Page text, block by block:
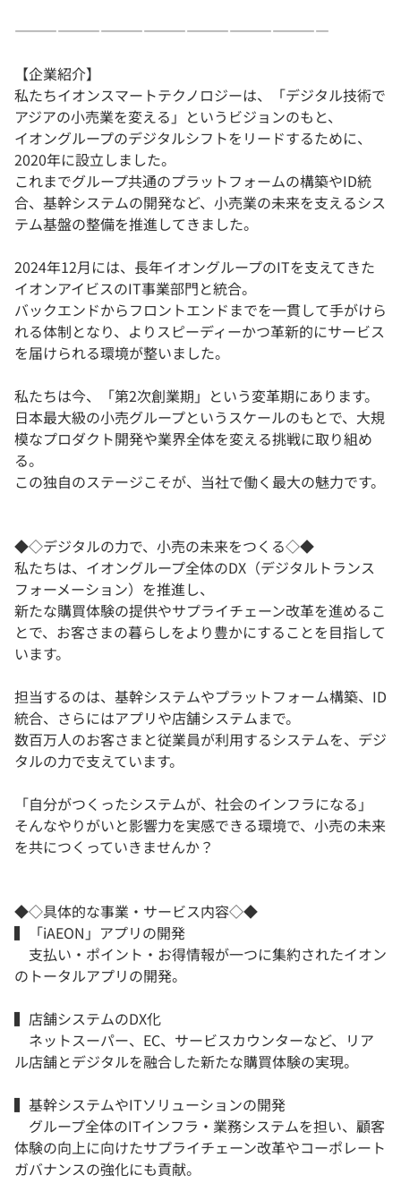
――――――――――――――――――――――
【企業紹介】
私たちイオンスマートテクノロジーは、「デジタル技術で
アジアの小売業を変える」というビジョンのもと、
イオングループのデジタルシフトをリードするために、
2020年に設立しました。
これまでグループ共通のプラットフォームの構築やID統
合、基幹システムの開発など、小売業の未来を支えるシス
テム基盤の整備を推進してきました。
2024年12月には、長年イオングループのITを支えてきた
イオンアイビスのIT事業部門と統合。
バックエンドからフロントエンドまでを一貫して手がけら
れる体制となり、よりスピーディーかつ革新的にサービス
を届けられる環境が整いました。
私たちは今、「第2次創業期」という変革期にあります。
日本最大級の小売グループというスケールのもとで、大規
模なプロダクト開発や業界全体を変える挑戦に取り組め
る。
この独自のステージこそが、当社で働く最大の魅力です。
◆◇デジタルの力で、小売の未来をつくる◇◆
私たちは、イオングループ全体のDX（デジタルトランス
フォーメーション）を推進し、
新たな購買体験の提供やサプライチェーン改革を進めるこ
とで、お客さまの暮らしをより豊かにすることを目指して
います。
担当するのは、基幹システムやプラットフォーム構築、ID
統合、さらにはアプリや店舗システムまで。
数百万人のお客さまと従業員が利用するシステムを、デジ
タルの力で支えています。
「自分がつくったシステムが、社会のインフラになる」
そんなやりがいと影響力を実感できる環境で、小売の未来
を共につくっていきませんか？
◆◇具体的な事業・サービス内容◇◆
▍「iAEON」アプリの開発
支払い・ポイント・お得情報が一つに集約されたイオン
のトータルアプリの開発。
▍店舗システムのDX化
ネットスーパー、EC、サービスカウンターなど、リア
ル店舗とデジタルを融合した新たな購買体験の実現。
▍基幹システムやITソリューションの開発
グループ全体のITインフラ・業務システムを担い、顧客
体験の向上に向けたサプライチェーン改革やコーポレート
ガバナンスの強化にも貢献。